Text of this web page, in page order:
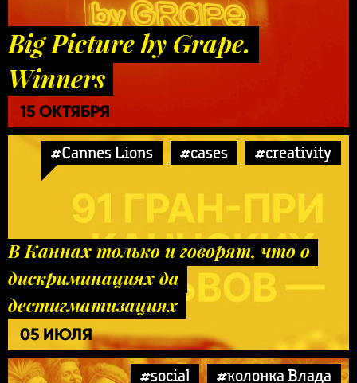
Big Picture by Grape.
Winners
15 ОКТЯБРЯ
#Cannes Lions #cases #creativity
В Каннах только и говорят, что о
дискриминациях да
дестигматизациях
05 ИЮЛЯ
#social
#колонка Влада